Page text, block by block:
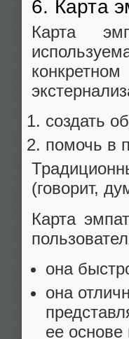
6. Карта
Карта
создать
помочь в
(говорит,
Карта
она
она
ее основе